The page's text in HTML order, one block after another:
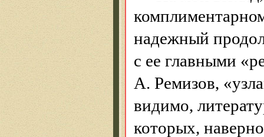
надежный
с ее главными
А. Ремизов,
видимо,
которых,